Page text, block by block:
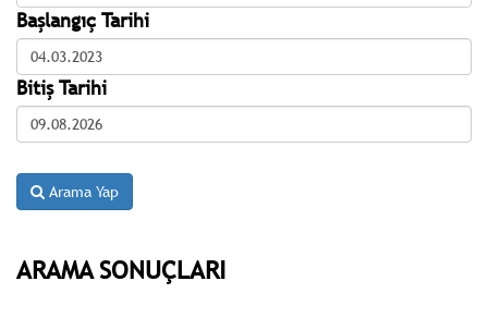
Başlangıç Tarihi
Bitiş Tarihi
Arama Yap
ARAMA SONUÇLARI